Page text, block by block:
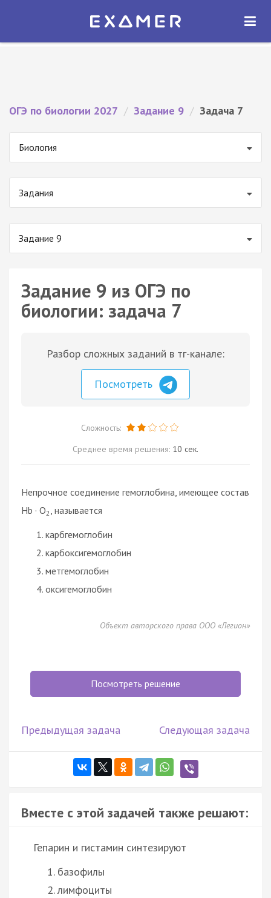
Экзамер — ЕГЭ 2027
ОТКРЫТЬ
ОГЭ по биологии 2027 / Задание 9 / Задача 7
Биология
Задания
Задание 9
Задание 9 из ОГЭ по
биологии: задача 7
Разбор сложных заданий в тг-канале:
Посмотреть
Сложность:
Среднее время решения: 10 сек.
Непрочное соединение гемоглобина, имеющее состав
Hb · O2 , называется
карбгемоглобин
карбоксигемоглобин
метгемоглобин
оксигемоглобин
Объект авторского права ООО «Легион»
Посмотреть решение
Предыдущая задача Следующая задача
Вместе с этой задачей также решают:
Гепарин и гистамин синтезируют
базофилы
лимфоциты